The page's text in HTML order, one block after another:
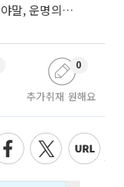
“19년 전 품에 안긴 아기와 결승”…메시·야말, 운명의 왕좌 대결
추가취재 원해요
0